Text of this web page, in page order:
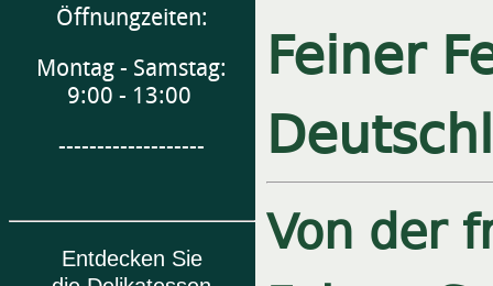
Öffnungzeiten:
Montag - Samstag:
9:00 - 13:00
-------------------
Entdecken Sie
Feiner
Von der